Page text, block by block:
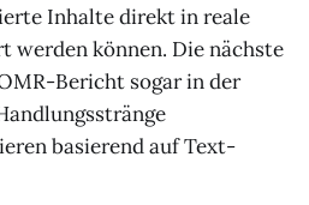
Inhalte direkt in reale
werden können. Die nächste
Bericht sogar in der
basierend auf Text-